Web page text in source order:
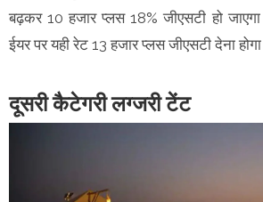
बढ़कर 10 हजार प्लस 18% जीएसटी हो
ईयर पर यही रेट 13 हजार प्लस जीएसटी देना
दूसरी कैटेगरी लग्जरी टेंट